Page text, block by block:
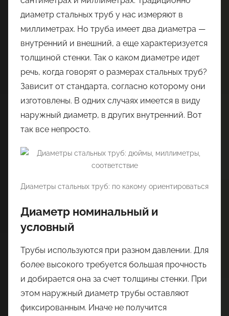
диаметр стальных труб у нас измеряют в
миллиметрах. Но труба имеет два диаметра —
внутренний и внешний, а еще характеризуется
толщиной стенки. Так о каком диаметре идет
речь, когда говорят о размерах стальных труб?
Зависит от стандарта, согласно которому они
изготовлены. В одних случаях имеется в виду
наружный диаметр, в других внутренний. Вот
так все непросто.
Диаметры стальных труб: по какому ориентироваться
Диаметр номинальный и
условный
Трубы используются при разном давлении. Для
более высокого требуется большая прочность
и добирается она за счет толщины стенки. При
этом наружный диаметр трубы оставляют
фиксированным. Иначе не получится